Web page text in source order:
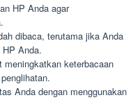
HP Anda agar
dibaca, terutama jika Anda
Anda.
meningkatkan keterbacaan
Anda dengan menggunakan